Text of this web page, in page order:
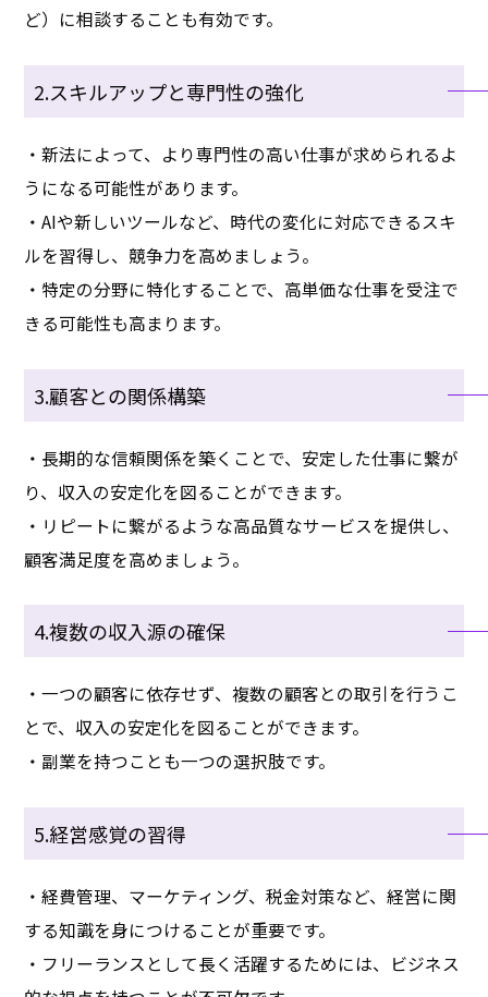
ど）に相談することも有効です。
2.スキルアップと専門性の強化
・新法によって、より専門性の高い仕事が求められるよ
うになる可能性があります。
・AIや新しいツールなど、時代の変化に対応できるスキ
ルを習得し、競争力を高めましょう。
・特定の分野に特化することで、高単価な仕事を受注で
きる可能性も高まります。
3.顧客との関係構築
・長期的な信頼関係を築くことで、安定した仕事に繋が
り、収入の安定化を図ることができます。
・リピートに繋がるような高品質なサービスを提供し、
顧客満足度を高めましょう。
4.複数の収入源の確保
・一つの顧客に依存せず、複数の顧客との取引を行うこ
とで、収入の安定化を図ることができます。
・副業を持つことも一つの選択肢です。
5.経営感覚の習得
・経費管理、マーケティング、税金対策など、経営に関
する知識を身につけることが重要です。
・フリーランスとして長く活躍するためには、ビジネス